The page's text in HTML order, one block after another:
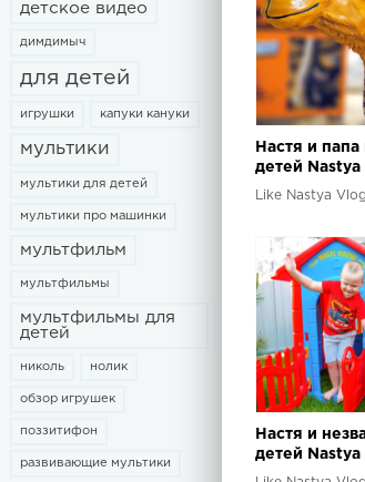
детское видео
димдимыч
для детей
игрушки капуки кануки
мультики
мультики для детей
мультики про машинки
мультфильм
мультфильмы
мультфильмы для
детей
николь нолик
обзор игрушек
поззитифон
развивающие мультики
Настя и
детей
at the
Like Nastya Vlog
Настя и
детей
play with toys